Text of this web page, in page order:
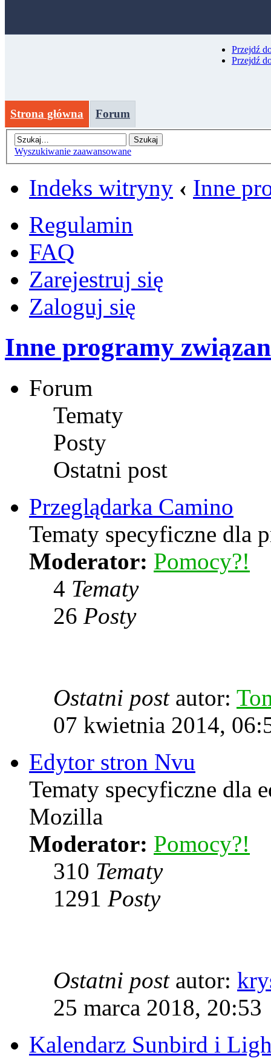
Przejdź
Przejdź
Strona główna Forum
Wyszukiwanie zaawansowane
Indeks witryny ‹ Inne
Regulamin
FAQ
Zarejestruj się
Zaloguj się
Inne programy
Forum
Tematy
Posty
Ostatni post
Przeglądarka Camino
Tematy specyficzne dla
Moderator: Pomocy?!
4 Tematy
26 Posty
Ostatni postautor:
07 kwietnia 2014,
Edytor stron Nvu
Tematy specyficzne dla
Mozilla
Moderator: Pomocy?!
310 Tematy
1291 Posty
Ostatni postautor:
25 marca 2018, 20:53
Kalendarz Sunbird i